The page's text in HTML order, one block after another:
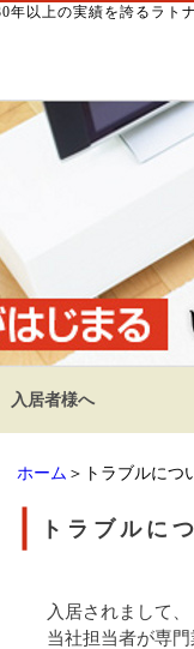
年以上の実績を誇るラト
入居者様へ
ホーム ＞トラブルにつ
トラブルに
入居されまして
当社担当者が専